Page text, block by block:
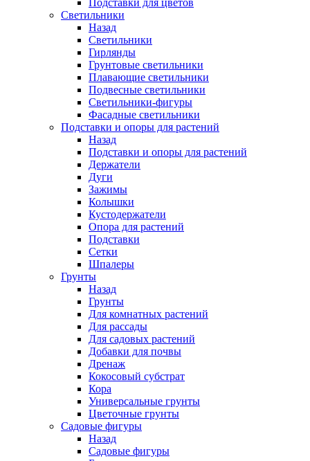
Подставки для цветов
Светильники
Назад
Светильники
Гирлянды
Грунтовые светильники
Плавающие светильники
Подвесные светильники
Светильники-фигуры
Фасадные светильники
Подставки и опоры для растений
Назад
Подставки и опоры для растений
Держатели
Дуги
Зажимы
Колышки
Кустодержатели
Опора для растений
Подставки
Сетки
Шпалеры
Грунты
Назад
Грунты
Для комнатных растений
Для рассады
Для садовых растений
Добавки для почвы
Дренаж
Кокосовый субстрат
Кора
Универсальные грунты
Цветочные грунты
Садовые фигуры
Назад
Садовые фигуры